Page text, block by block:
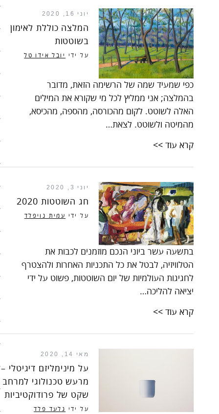
כלכלה
פוליטיקה
טורים
סיפורי האטה
כלכלה אנושית
קיצור תולדות הזמן
שני בשרי
חג השוטטות
יום ההתנתקות הבינלאומי
ארכיון
יוני 16, 2020
המלצה כוללת לאימון
בשוטטות
על ידי יובל אידו טל
כפי שמעיד שמה של הרשימה הזאת, מדובר
בהמלצה; אני ממליץ לכל מי שקורא את המילים
האלה לשוטט. לקום מהכורסה, מהספה, מהכיסא,
מהמיטה ולשוטט. לצאת…
קרא עוד >>
יוני 3, 2020
חג השוטטות 2020
על ידי עמית נויפלד
בתשעה עשר ביוני הנכם מוזמנים לכבות את
הטלוויזיה, לבטל את כל התכניות האחרות ולהצטרף
לחגיגות העולמיות של יום השוטטות, פשוט על ידי
יציאה להליכה…
קרא עוד >>
מאי 14, 2020
על מינימליזם דיגיטלי –
מרעש טכנולוגי למרחב
שקט של פרודוקטיביות
על ידי גלעד פלד